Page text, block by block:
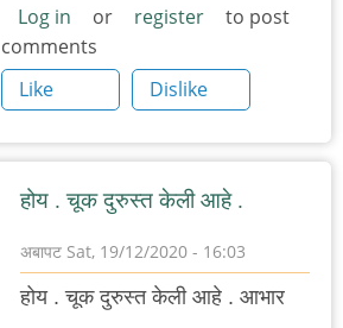
तपमान
by
अबापट
Log in or register
to post
comments
Like
Dislike
होय . चूक दुरुस्त केली आहे .
अबापट Sat, 19/12/2020 - 16:03
In
reply
होय . चूक दुरुस्त केली आहे . आभार